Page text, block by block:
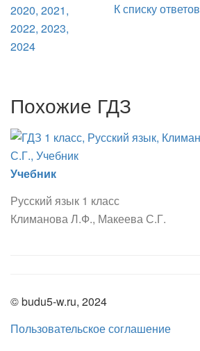
К списку ответов
Похожие ГДЗ
Учебник
Русский язык 1 класс
Климанова Л.Ф., Макеева С.Г.
© budu5-w.ru, 2024
Пользовательское соглашение